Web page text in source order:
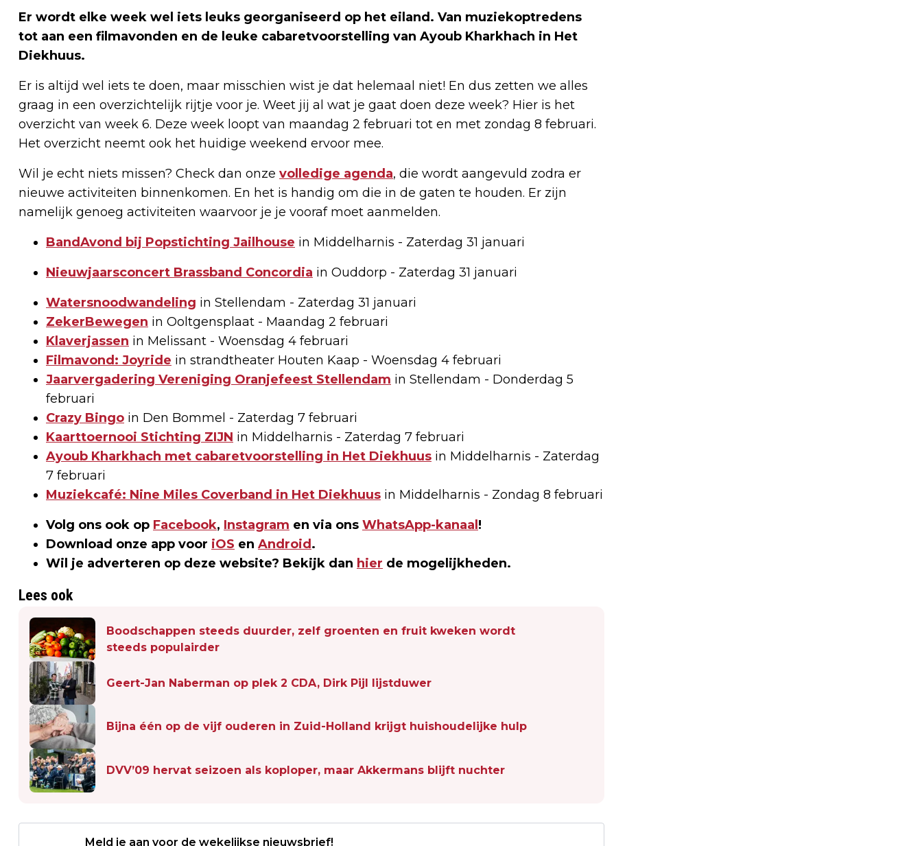
Er wordt elke week wel iets leuks georganiseerd op het eiland. Van muziekoptredens
tot aan een filmavonden en de leuke cabaretvoorstelling van Ayoub Kharkhach in Het
Diekhuus.
Er is altijd wel iets te doen, maar misschien wist je dat helemaal niet! En dus zetten we alles
graag in een overzichtelijk rijtje voor je. Weet jij al wat je gaat doen deze week? Hier is het
overzicht van week 6. Deze week loopt van maandag 2 februari tot en met zondag 8 februari.
Het overzicht neemt ook het huidige weekend ervoor mee.
Wil je echt niets missen? Check dan onze volledige agenda, die wordt aangevuld zodra er
nieuwe activiteiten binnenkomen. En het is handig om die in de gaten te houden. Er zijn
namelijk genoeg activiteiten waarvoor je je vooraf moet aanmelden.
BandAvond bij Popstichting Jailhouse in Middelharnis - Zaterdag 31 januari
Nieuwjaarsconcert Brassband Concordia in Ouddorp - Zaterdag 31 januari
Watersnoodwandeling in Stellendam - Zaterdag 31 januari
ZekerBewegen in Ooltgensplaat - Maandag 2 februari
Klaverjassen in Melissant - Woensdag 4 februari
Filmavond: Joyride in strandtheater Houten Kaap - Woensdag 4 februari
Jaarvergadering Vereniging Oranjefeest Stellendam in Stellendam - Donderdag 5
februari
Crazy Bingo in Den Bommel - Zaterdag 7 februari
Kaarttoernooi Stichting ZIJN in Middelharnis - Zaterdag 7 februari
Ayoub Kharkhach met cabaretvoorstelling in Het Diekhuus in Middelharnis - Zaterdag
7 februari
Muziekcafé: Nine Miles Coverband in Het Diekhuus in Middelharnis - Zondag 8 februari
Volg ons ook op Facebook, Instagram en via ons WhatsApp-kanaal !
Download onze app voor iOS en Android .
Wil je adverteren op deze website? Bekijk dan hier de mogelijkheden.
Lees ook
Boodschappen steeds duurder, zelf groenten en fruit kweken wordt
steeds populairder
Geert-Jan Naberman op plek 2 CDA, Dirk Pijl lijstduwer
Bijna één op de vijf ouderen in Zuid-Holland krijgt huishoudelijke hulp
DVV’09 hervat seizoen als koploper, maar Akkermans blijft nuchter
Meld je aan voor de wekelijkse nieuwsbrief!